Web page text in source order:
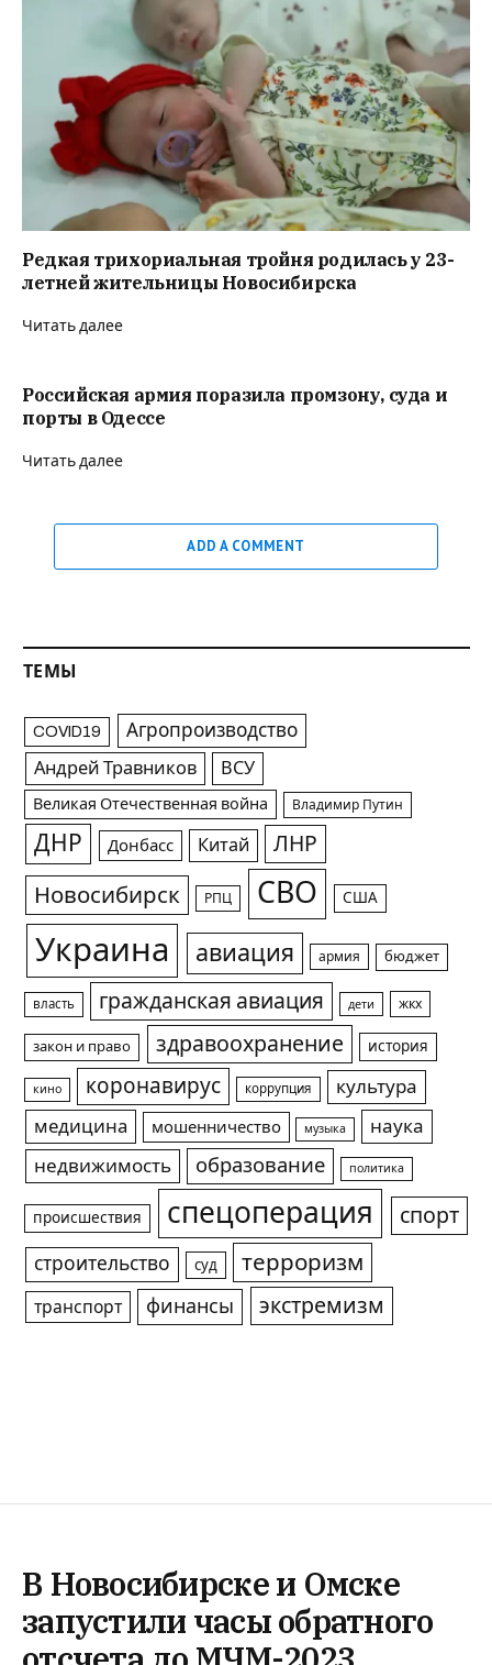
Редкая трихориальная тройня родилась у 23-
летней жительницы Новосибирска
Читать далее
Российская армия поразила промзону, суда и
порты в Одессе
Читать далее
ADD A COMMENT
ТЕМЫ
COVID19 Агропроизводство
Андрей Травников ВСУ
Великая Отечественная война Владимир Путин
ДНР Донбасс Китай ЛНР
Новосибирск РПЦ СВО США
Украина авиация армия бюджет
власть гражданская авиация дети жкх
закон и право здравоохранение история
кино коронавирус коррупция
культура
медицина
мошенничество музыка
наука
недвижимость
образование политика
происшествия спецоперация спорт
строительство суд терроризм
транспорт финансы экстремизм
В Новосибирске и Омске
запустили часы обратного